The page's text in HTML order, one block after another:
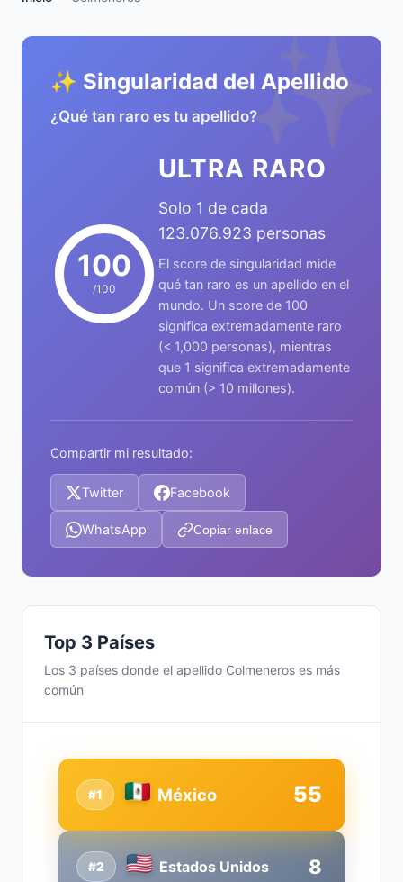
✨
✨ Singularidad del Apellido
¿Qué tan raro es tu apellido?
100
/100
ULTRA RARO
Solo 1 de cada
123.076.923 personas
El score de singularidad mide
qué tan raro es un apellido en el
mundo. Un score de 100
significa extremadamente raro
(< 1,000 personas), mientras
que 1 significa extremadamente
común (> 10 millones).
Compartir mi resultado:
Twitter Facebook
WhatsApp Copiar enlace
Top 3 Países
Los 3 países donde el apellido Colmeneros es más
común
#2 Estados Unidos 8
#1 México 55